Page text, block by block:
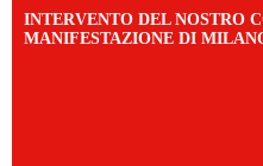
INTERVENTO DEL NOSTRO
MANIFESTAZIONE DI